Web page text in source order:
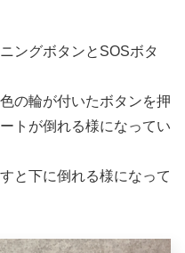
ングボタンとSOSボタ
の輪が付いたボタンを押
トが倒れる様になってい
と下に倒れる様になって